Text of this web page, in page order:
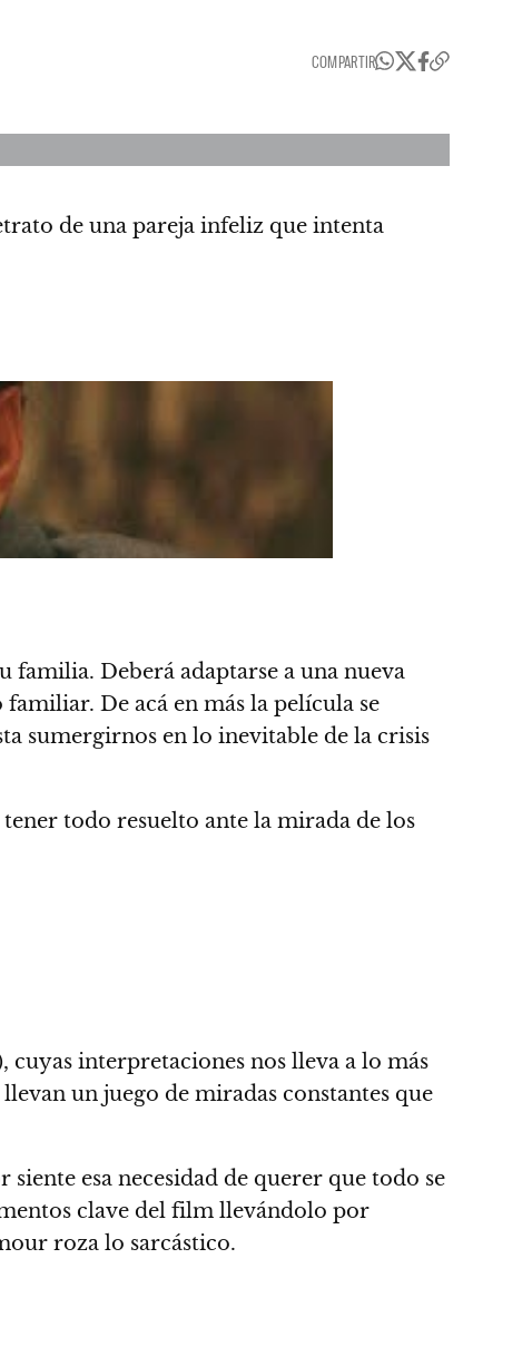
COMPARTIR
de una pareja infeliz que intenta
familia. Deberá adaptarse a una nueva
De acá en más la película se
sumergirnos en lo inevitable de la crisis
todo resuelto ante la mirada de los
, cuyas interpretaciones nos lleva a lo más
un juego de miradas constantes que
esa necesidad de querer que todo se
clave del film llevándolo por
roza lo sarcástico.